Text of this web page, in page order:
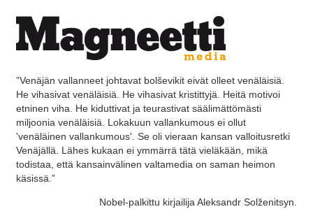
”Venäjän vallanneet johtavat bolševikit eivät olleet venäläisiä.
He vihasivat venäläisiä. He vihasivat kristittyjä. Heitä motivoi
etninen viha. He kiduttivat ja teurastivat säälimättömästi
miljoonia venäläisiä. Lokakuun vallankumous ei ollut
'venäläinen vallankumous'. Se oli vieraan kansan valloitusretki
Venäjällä. Lähes kukaan ei ymmärrä tätä vieläkään, mikä
todistaa, että kansainvälinen valtamedia on saman heimon
käsissä.”
Nobel-palkittu kirjailija Aleksandr Solženitsyn.